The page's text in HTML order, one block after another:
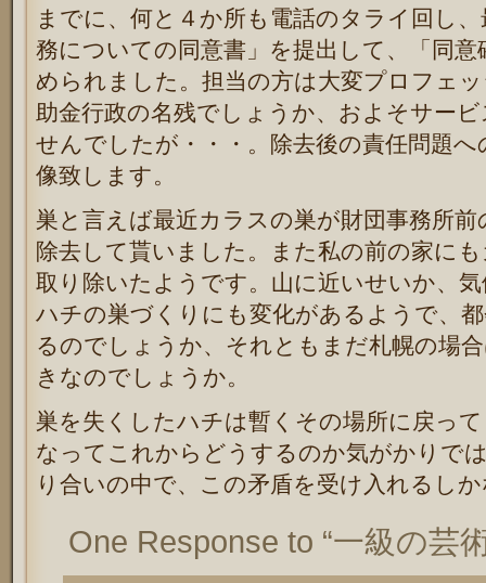
までに、何と４か所も電話のタライ回し
務についての同意書」を提出して、「同
められました。担当の方は大変プロフェ
助金行政の名残でしょうか、およそサー
せんでしたが・・・。除去後の責任問題
像致します。
巣と言えば最近カラスの巣が財団事務所
除去して貰いました。また私の前の家に
取り除いたようです。山に近いせいか、
ハチの巣づくりにも変化があるようで、
るのでしょうか、それともまだ札幌の場
きなのでしょうか。
巣を失くしたハチは暫くその場所に戻っ
なってこれからどうするのか気がかりで
り合いの中で、この矛盾を受け入れるし
One Response to “一級の芸